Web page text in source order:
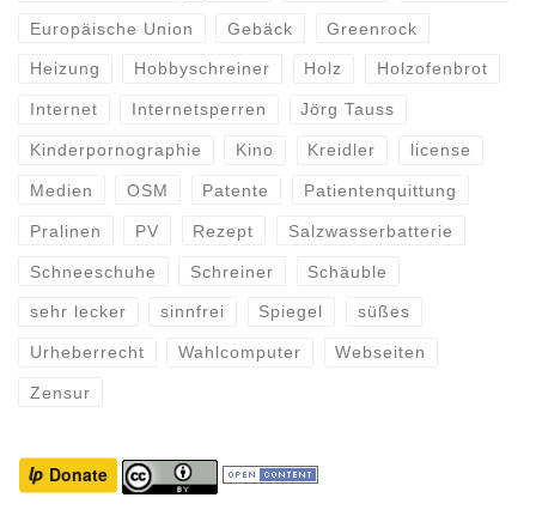
Europäische Union Gebäck Greenrock
Heizung Hobbyschreiner Holz Holzofenbrot
Internet Internetsperren Jörg Tauss
Kinderpornographie Kino Kreidler license
Medien OSM Patente Patientenquittung
Pralinen PV Rezept Salzwasserbatterie
Schneeschuhe Schreiner Schäuble
sehr lecker sinnfrei Spiegel süßes
Urheberrecht Wahlcomputer Webseiten
Zensur